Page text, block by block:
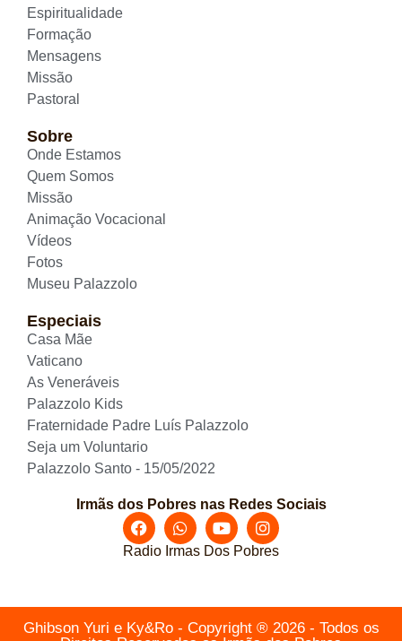
Espiritualidade
Formação
Mensagens
Missão
Pastoral
Sobre
Onde Estamos
Quem Somos
Missão
Animação Vocacional
Vídeos
Fotos
Museu Palazzolo
Especiais
Casa Mãe
Vaticano
As Veneráveis
Palazzolo Kids
Fraternidade Padre Luís Palazzolo
Seja um Voluntario
Palazzolo Santo - 15/05/2022
Irmãs dos Pobres nas Redes Sociais
Radio Irmas Dos Pobres
Ghibson Yuri e Ky&Ro - Copyright ® 2026 - Todos os